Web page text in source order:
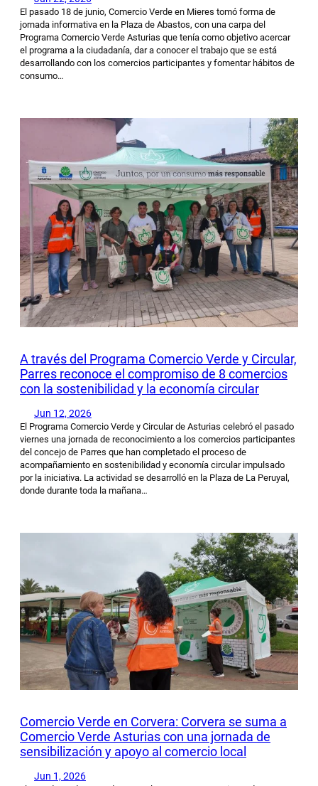
El pasado 18 de junio, Comercio Verde en Mieres tomó forma de
jornada informativa en la Plaza de Abastos, con una carpa del
Programa Comercio Verde Asturias que tenía como objetivo acercar
el programa a la ciudadanía, dar a conocer el trabajo que se está
desarrollando con los comercios participantes y fomentar hábitos de
consumo…
A través del Programa Comercio Verde y Circular,
Parres reconoce el compromiso de 8 comercios
con la sostenibilidad y la economía circular
Jun 12, 2026
El Programa Comercio Verde y Circular de Asturias celebró el pasado
viernes una jornada de reconocimiento a los comercios participantes
del concejo de Parres que han completado el proceso de
acompañamiento en sostenibilidad y economía circular impulsado
por la iniciativa. La actividad se desarrolló en la Plaza de La Peruyal,
donde durante toda la mañana…
Comercio Verde en Corvera: Corvera se suma a
Comercio Verde Asturias con una jornada de
sensibilización y apoyo al comercio local
Jun 1, 2026